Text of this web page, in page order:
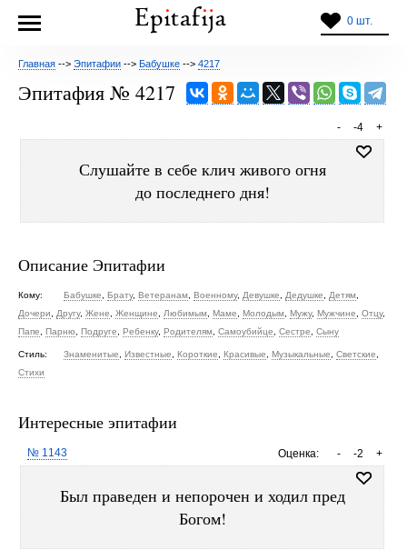
0 шт.
Главная --> Эпитафии --> Бабушке --> 4217
Эпитафия № 4217
+
-4
-
Слушайте в себе клич живого огня
до последнего дня!
Описание Эпитафии
Кому: Бабушке Брату, Ветеранам Военному, Девушке Дедушке Детям
Дочери
Другу, Жене Женщине Любимым Маме Молодым Мужу, Мужчине Отцу,
Папе
Парню Подруге Ребенку, Родителям Самоубийце Сестре Сыну
Стиль: Знаменитые Известные Короткие Красивые Музыкальные Светские
Стихи
Интересные эпитафии
Оценка: +
-2
-
№ 1143
Был праведен и непорочен и ходил пред
Богом!